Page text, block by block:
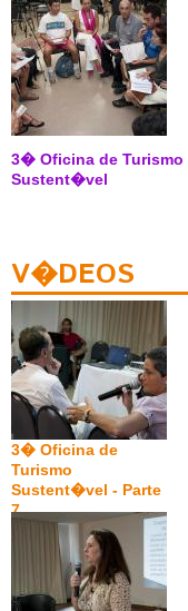
3� Oficina de Turismo
Sustent�vel
V�DEOS
3� Oficina de
Turismo
Sustent�vel - Parte
7